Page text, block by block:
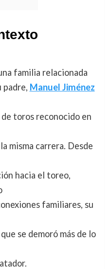
familia relacionada
padre, Manuel Jiménez
toros reconocido en
misma carrera. Desde
hacia el toreo,
familiares, su
se demoró más de lo